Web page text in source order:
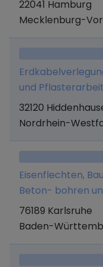
22041 Hamburg
Mecklenburg-
und
Landschaftsbau.
32120
Nordrhein-
Eisenflechten,
Beton- bohren
Einbau
Bauhilfsarbeiten,
76189 Karlsruhe
Baden-